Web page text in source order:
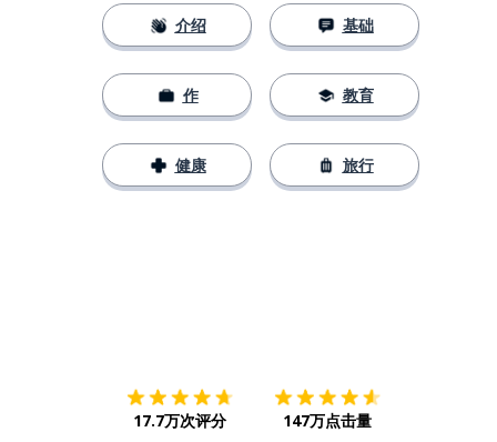
介绍
作
健康
基础
教育
旅行
17.7万次评分 147万点击量